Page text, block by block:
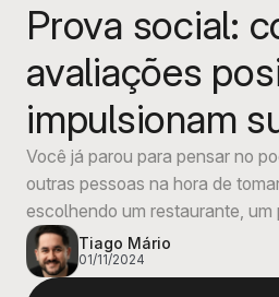
Prova social:
avaliações
impulsionam
Você já parou para pensar no
outras pessoas na hora de
escolhendo um restaurante, um
profissional da Saúde, a opinião
experimentou faz diferença.
Tiago Mário
01/11/2024